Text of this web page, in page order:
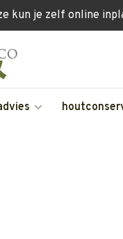
kun je zelf online